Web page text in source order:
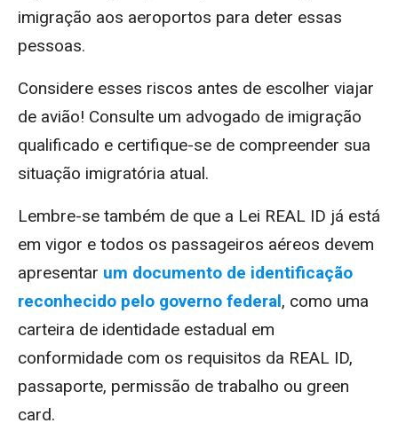
imigração aos aeroportos para deter essas
pessoas.
Considere esses riscos antes de escolher viajar
de avião! Consulte um advogado de imigração
qualificado e certifique-se de compreender sua
situação imigratória atual.
Lembre-se também de que a Lei REAL ID já está
em vigor e todos os passageiros aéreos devem
apresentar um documento de identificação
reconhecido pelo governo federal, como uma
carteira de identidade estadual em
conformidade com os requisitos da REAL ID,
passaporte, permissão de trabalho ou green
card.